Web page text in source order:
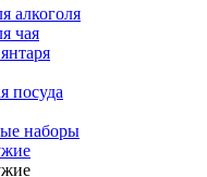
алкоголя
чая
посуда
наборы